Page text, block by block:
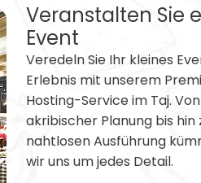
Veranstalten Sie
Event
Veredeln Sie Ihr kleines
Erlebnis mit unserem
Hosting-Service im Taj. Von
akribischer Planung bis hin
nahtlosen Ausführung
wir uns um jedes Detail.